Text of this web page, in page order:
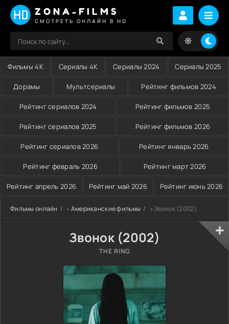
ZONA-FILMS
СМОТРЕТЬ ОНЛАЙН В HD
Фильмы 4K Сериалы 4K Сериалы 2024 Сериалы 2025
Дорамы Мультсериалы Рейтинг фильмов 2024
Рейтинг сериалов 2024 Рейтинг фильмов 2025
Рейтинг сериалов 2025 Рейтинг фильмов 2026
Рейтинг сериалов 2026 Рейтинг январь 2026
Рейтинг февраль 2026 Рейтинг март 2026
Рейтинг апрель 2026 Рейтинг май 2026 Рейтинг июнь 2026
Фильмы онлайн » Американские фильмы » Звонок (2002)
Звонок (2002)
THE RING